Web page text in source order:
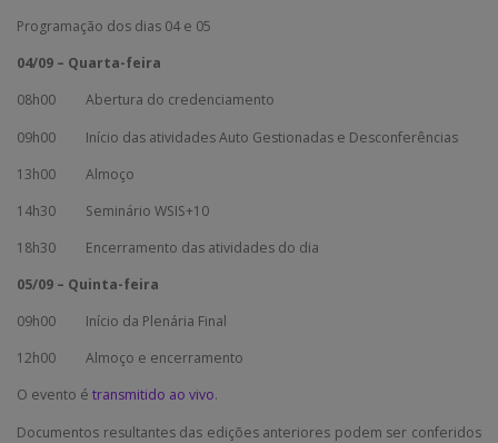
Programação dos dias 04 e 05
04/09 – Quarta-feira
08h00 Abertura do credenciamento
09h00 Início das atividades Auto Gestionadas e Desconferências
13h00 Almoço
14h30 Seminário WSIS+10
18h30 Encerramento das atividades do dia
05/09 – Quinta-feira
09h00 Início da Plenária Final
12h00 Almoço e encerramento
O evento é transmitido ao vivo.
Documentos resultantes das edições anteriores podem ser conferidos